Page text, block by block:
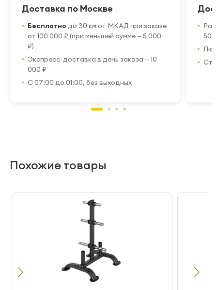
Доставка по Москве
Бесплатно до 30 км от МКАД при заказе
от 100 000 ₽ (при меньшей сумме — 5 000
₽)
Экспресс-доставка в день заказа — 10
000 ₽
С 07:00 до 01:00, без выходных
50
Похожие товары